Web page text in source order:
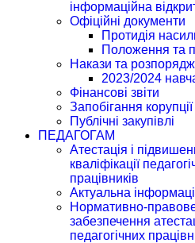
інформаційна
Офіційні документи
Протидія
Положення та
Накази та
2023/2024
Фінансові звіти
Запобігання корупції
Публічні закупівлі
ПЕДАГОГАМ
Атестація і
кваліфікації
працівників
Актуальна
Нормативно-
забезпечення
педагогічних